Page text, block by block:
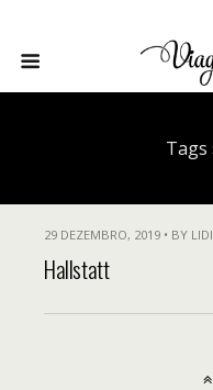
Tags
29 DEZEMBRO, 2019 • BY
Hallstatt